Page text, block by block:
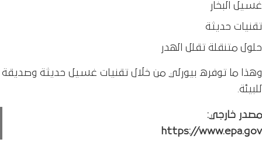
غسيل البخار
تقنيات حديثة
حلول متنقلة تقلل الهدر
وهذا ما توفره بيورلي من خلال تقنيات غسيل حديثة وصديقة
للبيئة.
مصدر خارجي:
https://www.epa.gov